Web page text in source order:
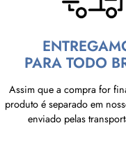
PARA TODO
Assim que a compra for
produto é separado em
enviado pelas